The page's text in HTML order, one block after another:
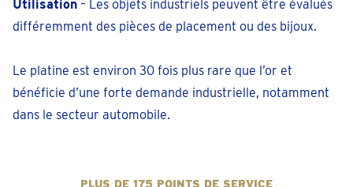
Utilisation – Les objets industriels peuvent être évalués
différemment des pièces de placement ou des bijoux.
Le platine est environ 30 fois plus rare que l’or et
bénéficie d’une forte demande industrielle, notamment
dans le secteur automobile.
PLUS DE 175 POINTS DE SERVICE